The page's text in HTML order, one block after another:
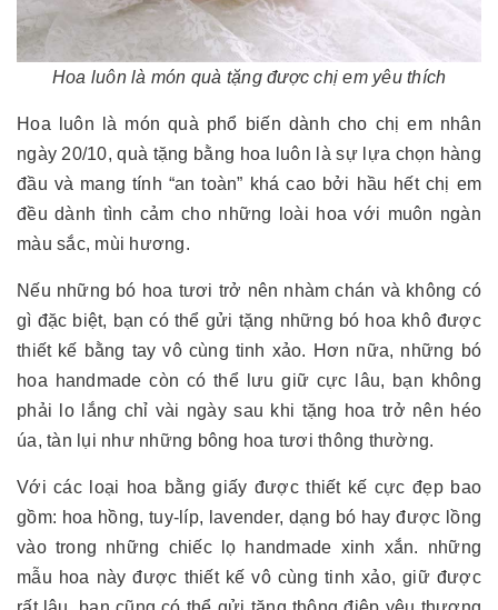
Hoa luôn là món quà tặng được chị em yêu thích
Hoa luôn là món quà phổ biến dành cho chị em nhân
ngày 20/10, quà tặng bằng hoa luôn là sự lựa chọn hàng
đầu và mang tính “an toàn” khá cao bởi hầu hết chị em
đều dành tình cảm cho những loài hoa với muôn ngàn
màu sắc, mùi hương.
Nếu những bó hoa tươi trở nên nhàm chán và không có
gì đặc biệt, bạn có thể gửi tặng những bó hoa khô được
thiết kế bằng tay vô cùng tinh xảo. Hơn nữa, những bó
hoa handmade còn có thể lưu giữ cực lâu, bạn không
phải lo lắng chỉ vài ngày sau khi tặng hoa trở nên héo
úa, tàn lụi như những bông hoa tươi thông thường.
Với các loại hoa bằng giấy được thiết kế cực đẹp bao
gồm: hoa hồng, tuy-líp, lavender, dạng bó hay được lồng
vào trong những chiếc lọ handmade xinh xắn. những
mẫu hoa này được thiết kế vô cùng tinh xảo, giữ được